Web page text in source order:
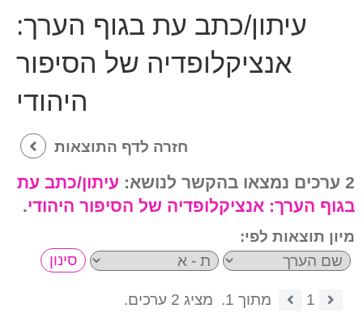
עיתון/כתב עת בגוף הערך:
אנציקלופדיה של הסיפור
היהודי
חזרה לדף התוצאות
2 ערכים נמצאו בהקשר לנושא:
עיתון/כתב עת
בגוף הערך: אנציקלופדיה של הסיפור היהודי.
מיון תוצאות לפי:
1 מתוך 1.
מציג 2 ערכים.